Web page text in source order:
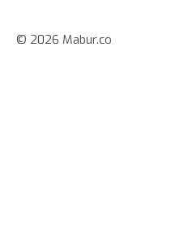
© 2026 Mabur.co